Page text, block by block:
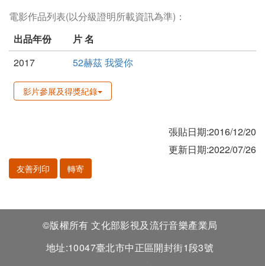
電影作品列表(以分級證明所載資訊為準)：
出品年份
片 名
2017
52赫茲 我愛你
影片參展及得獎紀錄
張貼日期:2016/12/20
更新日期:2022/07/26
友善列印 轉寄
©版權所有 文化部影視及流行音樂產業局
地址:10047臺北市中正區開封街1段3號